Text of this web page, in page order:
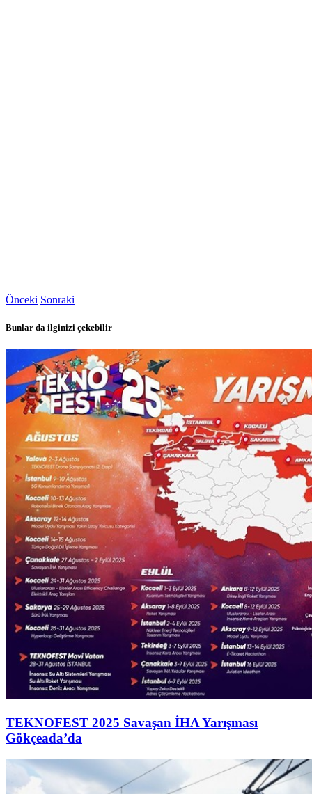
Önceki Sonraki
Bunlar da ilginizi çekebilir
TEKNOFEST 2025 Savaşan İHA Yarışması
Gökçeada’da